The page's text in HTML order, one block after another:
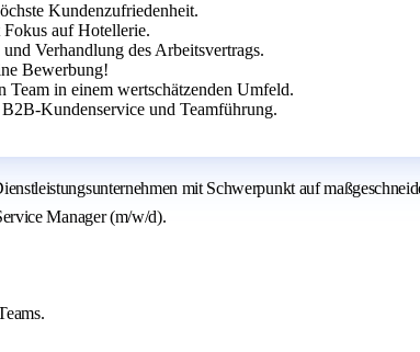
Kundenzufriedenheit.
auf Hotellerie.
Verhandlung des Arbeitsvertrags.
Bewerbung!
in einem wertschätzenden Umfeld.
Kundenservice und Teamführung.
mit Schwerpunkt auf
Manager (m/w/d).